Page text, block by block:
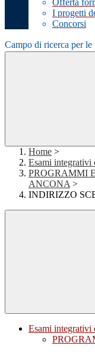
Offerta
I progetti
Concorsi
Campo di ricerca per le
Home >
Esami integrativi
PROGRAMMI
ANCONA >
INDIRIZZO
Esami integrativi